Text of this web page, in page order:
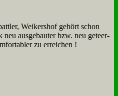
Wei­kers­hof ge­hört schon
neu aus­ge­bau­ter bzw. neu ge­teer­
zu er­rei­chen !